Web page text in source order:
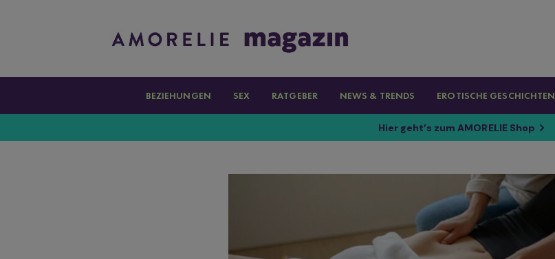
BEZIEHUNGEN SEX RATGEBER NEWS & TRENDS EROTISCHE GESCHICHTEN
Hier geht’s zum AMORELIE Shop